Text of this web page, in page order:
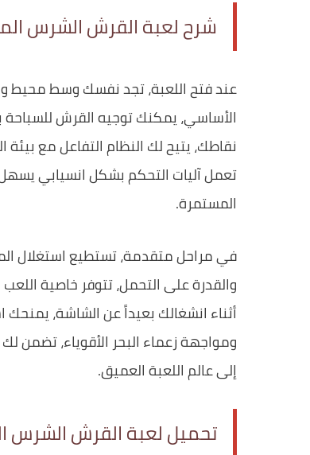
شرح لعبة القرش الشرس
عند فتح اللعبة، تجد نفسك وسط محيط
الأساسي، يمكنك توجيه القرش للسباحة
نقاطك، يتيح لك النظام التفاعل مع
تعمل آليات التحكم بشكل انسيابي يسهل
المستمرة.
في مراحل متقدمة، تستطيع استغلال
والقدرة على التحمل، تتوفر خاصية
أثناء انشغالك بعيداً عن الشاشة،
ومواجهة زعماء البحر الأقوياء، تضمن
إلى عالم اللعبة العميق.
تحميل لعبة القرش الشرس